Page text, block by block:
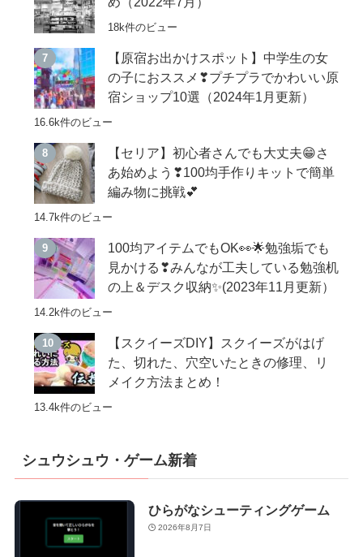
18k件のビュー
【原宿お出かけスポット】中学生の女
の子におススメ❣プチプラでかわいい原
宿ショップ10選（2024年1月更新）
16.6k件のビュー
【セリア】初心者さんでも大丈夫😁さ
あ始めよう❣100均手作りキットで簡単
編み物に挑戦💕
14.7k件のビュー
100均アイテムでもOK👀🌟勉強垢でも
見かける❣みんなが工夫している勉強机
の上＆デスク収納✨(2023年11月更新）
14.2k件のビュー
【スクイーズDIY】スクイーズがはげ
た、切れた、穴空いたときの修理、リ
メイク方法まとめ！
13.4k件のビュー
シュウシュウ・ゲーム新着
ひらがなシューティングゲーム
2026年8月7日